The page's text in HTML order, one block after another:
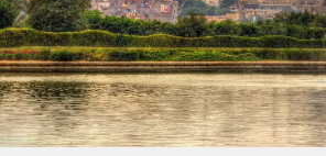
Tour Giordania
Altri
Blog 𓁐
Guida di Viaggio 𓉔